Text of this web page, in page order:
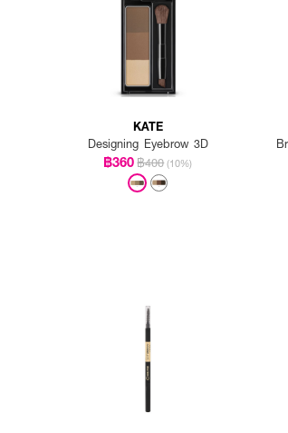
KATE
Designing Eyebrow 3D
฿360฿400 (10%)